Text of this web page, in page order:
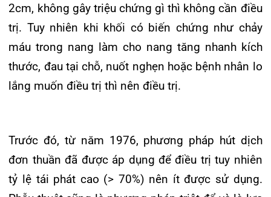
Khoa ngoại Thận Tiết Niệu Nam học
Khoa ngoại Chấn thương chỉnh hình
Khoa Phục hồi chức năng
Khoa Tim mạch
Khoa Cơ xương khớp – Thận tiết niệu – Dị ứng miễn dịch
Khoa Tiêu hóa
Khoa Ung Bướu
Tra cứu hóa đơn
Trước đó, từ năm 1976, phương pháp hút dịch
đơn thuần đã được áp dụng để điều trị tuy nhiên
Phẫu thuật cũng là phương pháp triệt để và là lựa
hậu phẫu phức tạp, biến chứng trước mắt và lâu
dài. Hiện nay, phương pháp tiêm cồn tuyệt đối đã
được thế giới áp dụng từ 1987 trên cơ sở áp
dụng cơ chế tiêm cồn nang thận và tại Việt Nam